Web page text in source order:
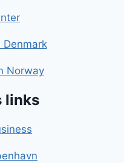
Denmark
Norway
links